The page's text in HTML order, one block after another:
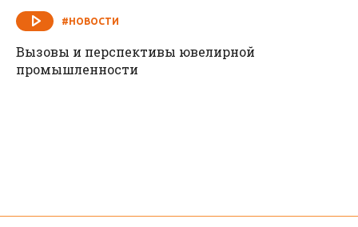
#НОВОСТИ
Вызовы и перспективы ювелирной
промышленности